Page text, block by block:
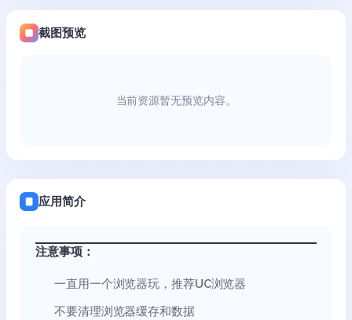
截图预览
当前资源暂无预览内容。
应用简介
注意事项：
一直用一个浏览器玩，推荐UC浏览器
不要清理浏览器缓存和数据